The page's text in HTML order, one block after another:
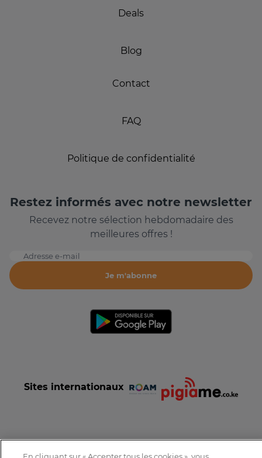
Deals
Blog
Contact
FAQ
Politique de confidentialité
Restez informés avec notre newsletter
Recevez notre sélection hebdomadaire des
meilleures offres !
Adresse e-mail
Je m'abonne
Sites internationaux